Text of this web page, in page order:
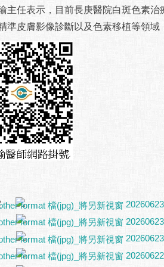
主任表示，目前長庚醫院白斑色素
準皮膚影像診斷以及色素移植等領
：